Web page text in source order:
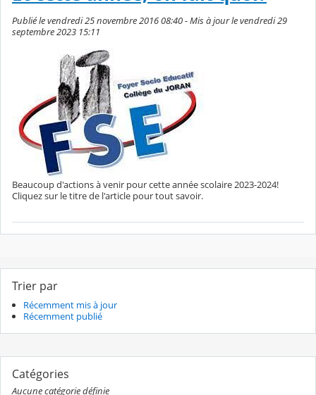
Publié le vendredi 25 novembre 2016 08:40 - Mis à jour le vendredi 29
septembre 2023 15:11
Beaucoup d'actions à venir pour cette année scolaire 2023-2024!
Cliquez sur le titre de l'article pour tout savoir.
Trier par
Récemment mis à jour
Récemment publié
Catégories
Aucune catégorie définie